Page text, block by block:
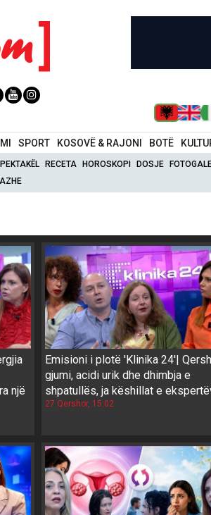
SPORT KOSOVË & RAJONI BOTË
RECETA HOROSKOPI DOSJE
një
Emisioni i plotë 'Klinika 24'|
gjumi, acidi urik dhe dhimbja e
shpatullës, ja këshillat e
27 Qershor, 15:02